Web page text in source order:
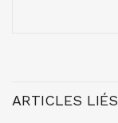
ARTICLES LIÉS